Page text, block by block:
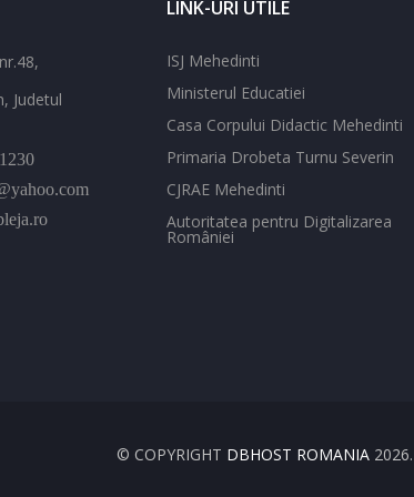
Judetul
LINK-URI UTILE
ISJ Mehedinti
Ministerul Educatiei
Casa Corpului Didactic Mehedinti
Primaria Drobeta Turnu Severin
CJRAE Mehedinti
Autoritatea pentru Digitalizarea
României
© COPYRIGHT DBHOST ROMANIA2026.